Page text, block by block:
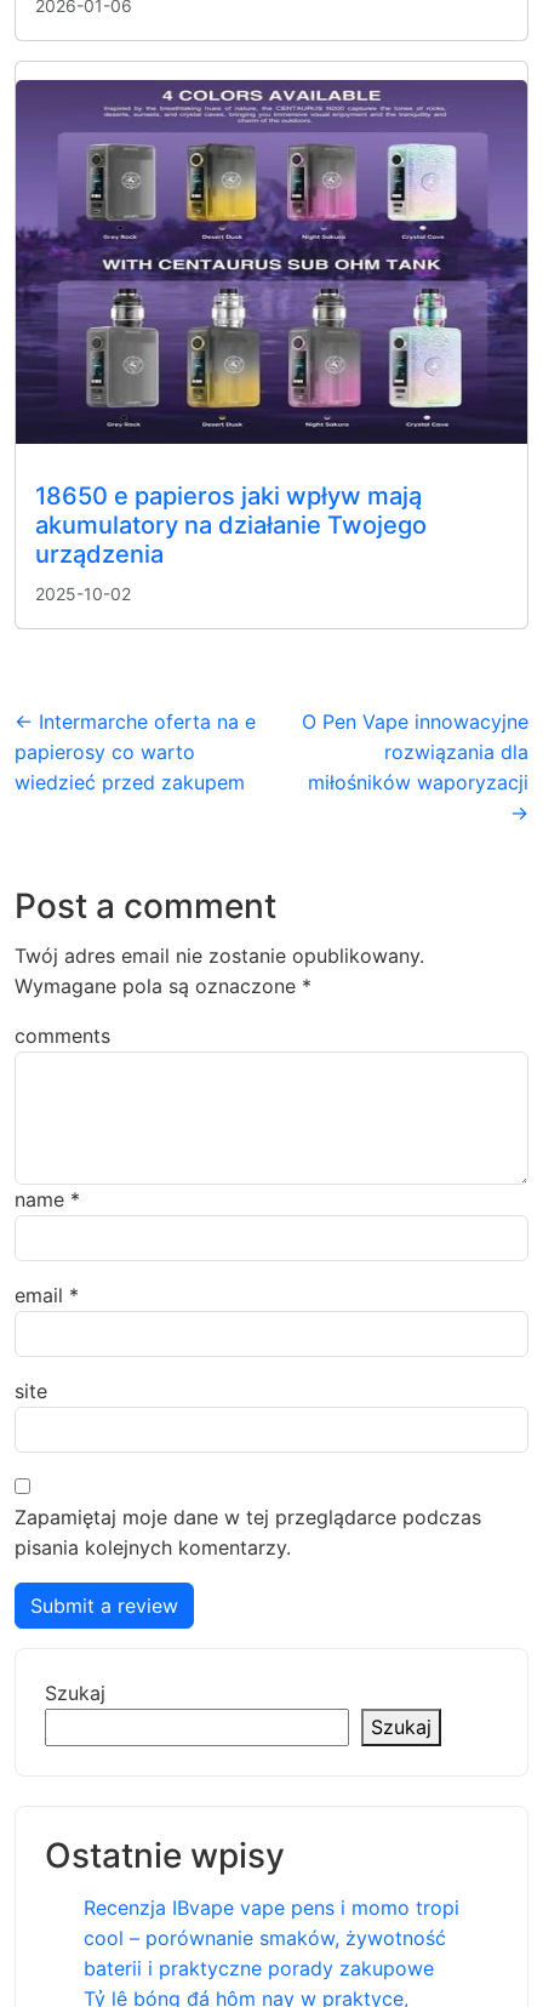
2026-01-06
18650 e papieros jaki wpływ mają
akumulatory na działanie Twojego
urządzenia
2025-10-02
← Intermarche oferta na e
papierosy co warto
wiedzieć przed zakupem
O Pen Vape innowacyjne
rozwiązania dla
miłośników waporyzacji
→
Post a comment
Twój adres email nie zostanie opublikowany.
Wymagane pola są oznaczone *
comments
name *
email *
site
Zapamiętaj moje dane w tej przeglądarce podczas
pisania kolejnych komentarzy.
Submit a review
Szukaj
Szukaj
Ostatnie wpisy
Recenzja IBvape vape pens i momo tropi
cool – porównanie smaków, żywotność
baterii i praktyczne porady zakupowe
Tỷ lệ bóng đá hôm nay w praktyce,